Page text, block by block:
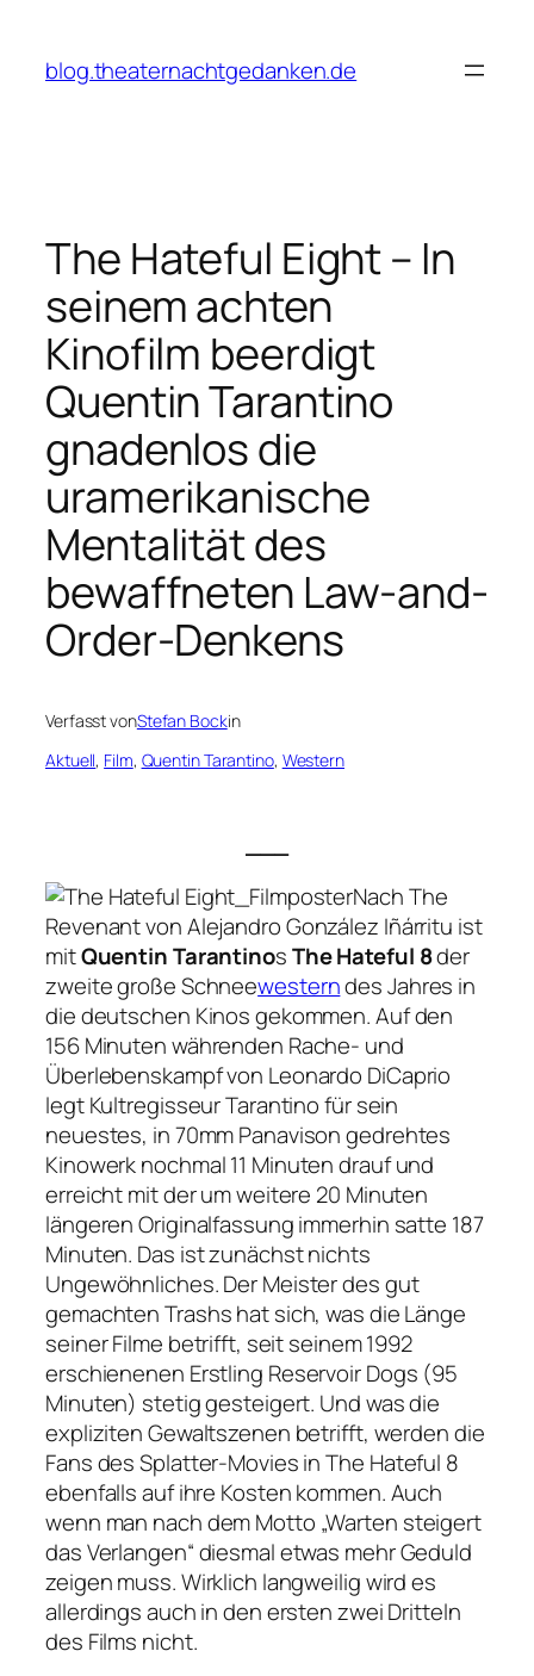
springen
blog.theaternachtgedanken.de
The Hateful Eight – In
seinem achten
Kinofilm beerdigt
Quentin Tarantino
gnadenlos die
uramerikanische
Mentalität des
bewaffneten Law-and-
Order-Denkens
Verfasst vonStefan Bockin
Aktuell, Film, Quentin Tarantino, Western
NachThe
Revenantvon Alejandro González Iñárritu ist
mitQuentin TarantinosThe Hateful 8der
zweite große Schneewesterndes Jahres in
die deutschen Kinos gekommen. Auf den
156 Minuten währenden Rache- und
Überlebenskampf von Leonardo DiCaprio
legt Kultregisseur Tarantino für sein
neuestes, in 70mm Panavison gedrehtes
Kinowerk nochmal 11 Minuten drauf und
erreicht mit der um weitere 20 Minuten
längeren Originalfassung immerhin satte 187
Minuten. Das ist zunächst nichts
Ungewöhnliches. Der Meister des gut
gemachten Trashs hat sich, was die Länge
seiner Filme betrifft, seit seinem 1992
erschienenen Erstling Reservoir Dogs (95
Minuten) stetig gesteigert. Und was die
expliziten Gewaltszenen betrifft, werden die
Fans des Splatter-Movies inThe Hateful 8
ebenfalls auf ihre Kosten kommen. Auch
wenn man nach dem Motto „Warten steigert
das Verlangen“ diesmal etwas mehr Geduld
zeigen muss. Wirklich langweilig wird es
allerdings auch in den ersten zwei Dritteln
des Films nicht.